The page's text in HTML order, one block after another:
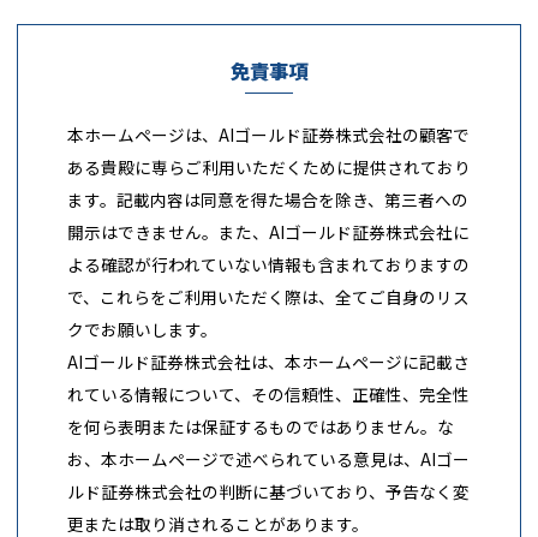
免責事項
本ホームページは、AIゴールド証券株式会社の顧客で
ある貴殿に専らご利用いただくために提供されており
ます。記載内容は同意を得た場合を除き、第三者への
開示はできません。また、AIゴールド証券株式会社に
よる確認が行われていない情報も含まれておりますの
で、これらをご利用いただく際は、全てご自身のリス
クでお願いします。
AIゴールド証券株式会社は、本ホームページに記載さ
れている情報について、その信頼性、正確性、完全性
を何ら表明または保証するものではありません。な
お、本ホームページで述べられている意見は、AIゴー
ルド証券株式会社の判断に基づいており、予告なく変
更または取り消されることがあります。